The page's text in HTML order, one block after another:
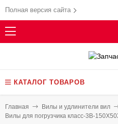
Полная версия сайта
КАТАЛОГ ТОВАРОВ
Главная Вилы и удлинители вил
Вилы для погрузчика класс-3B-